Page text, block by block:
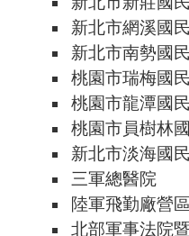
新北市網溪國
新北市南勢國
桃園市瑞梅國
桃園市龍潭國
桃園市員樹林
新北市淡海國
三軍總醫院
陸軍飛勤廠營區
北部軍事法院